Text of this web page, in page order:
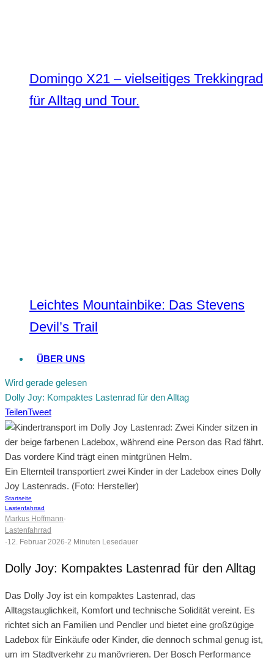
Domingo X21 – vielseitiges Trekkingrad
für Alltag und Tour.
Leichtes Mountainbike: Das Stevens
Devil’s Trail
ÜBER UNS
Wird gerade gelesen
Dolly Joy: Kompaktes Lastenrad für den Alltag
TeilenTweet
Ein Elternteil transportiert zwei Kinder in der Ladebox eines Dolly
Joy Lastenrads. (Foto: Hersteller)
Startseite
Lastenfahrrad
Markus Hoffmann·
Lastenfahrrad
·12. Februar 2026·2 Minuten Lesedauer
Dolly Joy: Kompaktes Lastenrad für den Alltag
Das Dolly Joy ist ein kompaktes Lastenrad, das
Alltagstauglichkeit, Komfort und technische Solidität vereint. Es
richtet sich an Familien und Pendler und bietet eine großzügige
Ladebox für Einkäufe oder Kinder, die dennoch schmal genug ist,
um im Stadtverkehr zu manövrieren. Der Bosch Performance